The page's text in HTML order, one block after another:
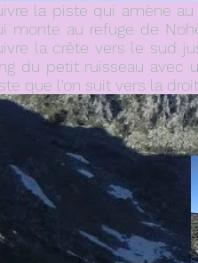
la piste qui amène
monte au refuge de
la crête vers le sud
du petit ruisseau avec
que l'on suit vers la